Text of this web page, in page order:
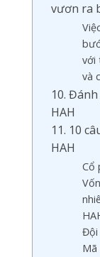
vươn ra
với
và
10.
HAH
11. 10
HAH
Cổ
Đội